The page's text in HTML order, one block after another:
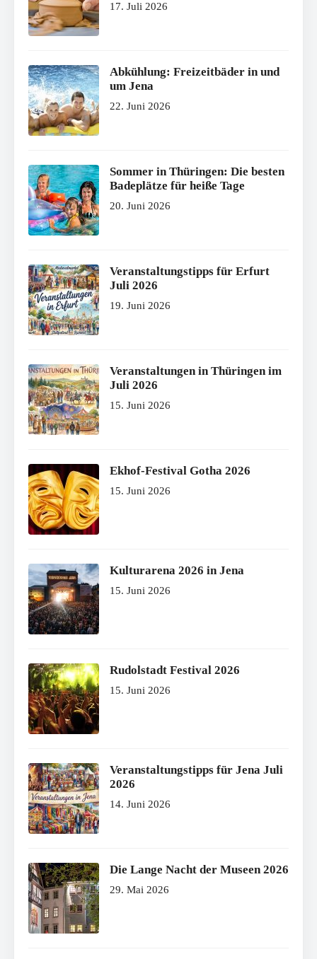
17. Juli 2026
Abkühlung: Freizeitbäder in und
um Jena
22. Juni 2026
Sommer in Thüringen: Die besten
Badeplätze für heiße Tage
20. Juni 2026
Veranstaltungstipps für Erfurt
Juli 2026
19. Juni 2026
Veranstaltungen in Thüringen im
Juli 2026
15. Juni 2026
Ekhof-Festival Gotha 2026
15. Juni 2026
Kulturarena 2026 in Jena
15. Juni 2026
Rudolstadt Festival 2026
15. Juni 2026
Veranstaltungstipps für Jena Juli
2026
14. Juni 2026
Die Lange Nacht der Museen 2026
29. Mai 2026